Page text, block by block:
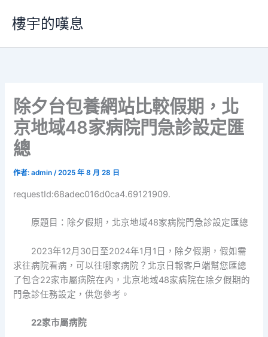
要
樓宇的嘆息
除夕台包養網站比較假期，北
京地域48家病院門急診設定匯
總
作者:admin/2025 年 8 月 28 日
requestId:68adec016d0ca4.69121909.
原題目：除夕假期，北京地域48家病院門急診設定匯總
2023年12月30日至2024年1月1日，除夕假期，假如需
求往病院看病，可以往哪家病院？北京日報客戶端幫您匯總
了包含22家市屬病院在內，北京地域48家病院在除夕假期的
門急診任務設定，供您參考。
22家市屬病院